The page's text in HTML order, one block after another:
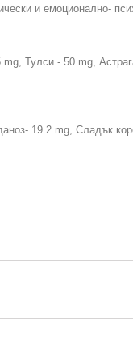
и емоционално-
mg, Тулси - 50 mg,
19.2 mg, Сладък